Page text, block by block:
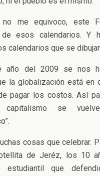
no me equivoco, este
de esos calendarios. Y
calendarios que se
año del 2009 se nos
la globalización está en
pagar los costos. Así
se vuelve
cosas que celebrar.
de Jeréz, los 10
estudiantil que